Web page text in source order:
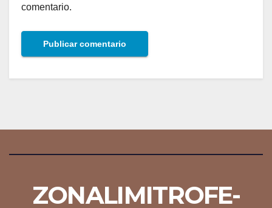
comentario.
ZONALIMITROFE-